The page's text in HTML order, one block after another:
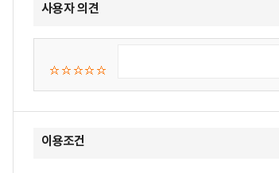
사용자 의견
이용조건